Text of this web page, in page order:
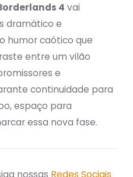
4 vai
dramático e
humor caótico que
entre um vilão
e
continuidade para
espaço para
essa nova fase.
nossas Redes Sociais